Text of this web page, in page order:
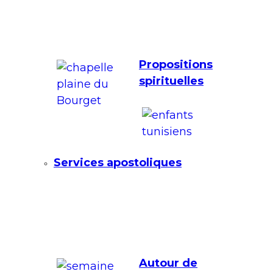
Propositions
spirituelles
Services apostoliques
Autour de